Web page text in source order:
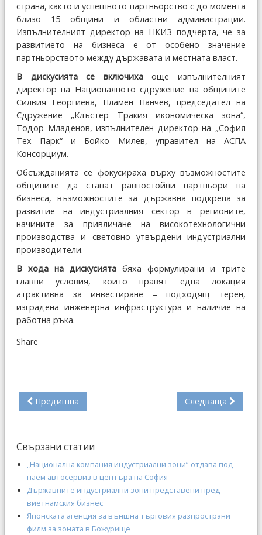
страна, както и успешното партньорство с до момента
близо 15 общини и областни администрации.
Изпълнителният директор на НКИЗ подчерта, че за
развитието на бизнеса е от особено значение
партньорството между държавата и местната власт.
В дискусията се включихаоще изпълнителният
директор на Националното сдружение на общините
Силвия Георгиева, Пламен Панчев, председател на
Сдружение „Клъстер Тракия икономическа зона“,
Тодор Младенов, изпълнителен директор на „София
Тех Парк“ и Бойко Милев, управител на АСПА
Консорциум.
Обсъжданията се фокусираха върху възможностите
общините да станат равностойни партньори на
бизнеса, възможностите за държавна подкрепа за
развитие на индустриалния сектор в регионите,
начините за привличане на високотехнологични
производства и световно утвърдени индустриални
производители.
В хода на дискусията бяха формулирани и трите
главни условия, които правят една локация
атрактивна за инвестиране – подходящ терен,
изградена инженерна инфраструктура и наличие на
работна ръка.
Share
Предишна Следваща
Свързани статии
„Национална компания индустриални зони“ отдава под
наем автосервиз в центъра на София
Държавните индустриални зони представени пред
виетнамския бизнес
Японската агенция за външна търговия разпространи
филм за зоната в Божурище